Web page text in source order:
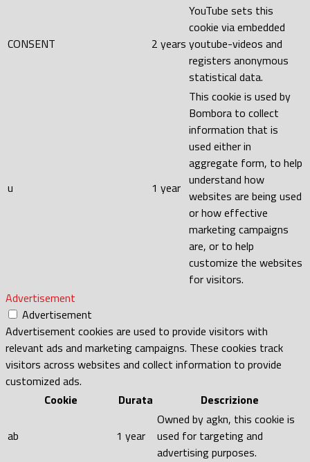
CONSENT 2 years
YouTube sets this
cookie via embedded
youtube-videos and
registers anonymous
statistical data.
u 1 year
This cookie is used by
Bombora to collect
information that is
used either in
aggregate form, to help
understand how
websites are being used
or how effective
marketing campaigns
are, or to help
customize the websites
for visitors.
Advertisement
Advertisement
Advertisement cookies are used to provide visitors with
relevant ads and marketing campaigns. These cookies track
visitors across websites and collect information to provide
customized ads.
Cookie
Durata Descrizione
ab 1 year
Owned by agkn, this cookie is
used for targeting and
advertising purposes.